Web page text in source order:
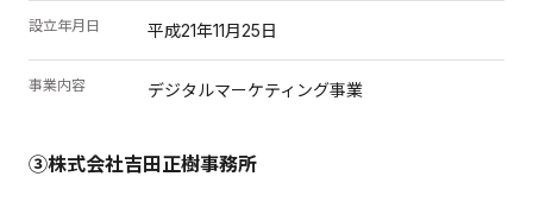
設立年月日 平成21年11月25日
事業内容 デジタルマーケティング事業
③株式会社吉田正樹事務所